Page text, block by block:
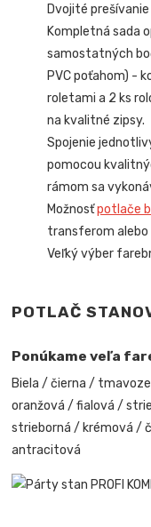
Dvojité
Kompletná sada
samostatných
PVC poťahom) -
roletami a 2 ks
na kvalitné zipsy.
Spojenie
pomocou
rámom sa
Možnosťpotlače
transferom alebo
Veľký výber
POTLAČ
Ponúkame veľa
Biela / čierna /
oranžová / fialová /
strieborná / krémová /
antracitová